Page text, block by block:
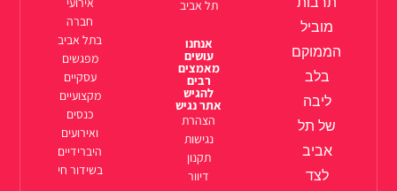
מוביל
הממוקם
בלב
ליבה
של תל
אביב
לצד
תל אביב
אנחנו
עושים
מאמצים
רבים
להגיש
אתר נגיש
הצהרת
נגישות
תקנון
דיוור
חברה
בתל אביב
מפגשים
עסקיים
מקצועיים
כנסים
ואירועים
היברידיים
בשידור חי